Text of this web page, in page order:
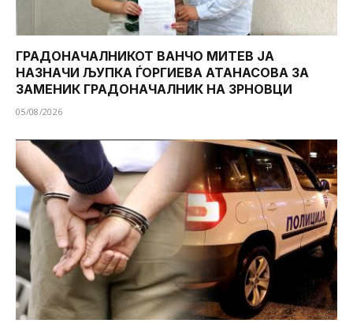
ГРАДОНАЧАЛНИКОТ ВАНЧО МИТЕВ ЈА
НАЗНАЧИ ЉУПКА ЃОРГИЕВА АТАНАСОВА ЗА
ЗАМЕНИК ГРАДОНАЧАЛНИК НА ЗРНОВЦИ
05/08/2026